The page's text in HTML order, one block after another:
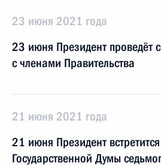
23 июня 2021 года
23 июня Президент проведёт
с членами Правительства
21 июня 2021 года
21 июня Президент
Государственной Думы